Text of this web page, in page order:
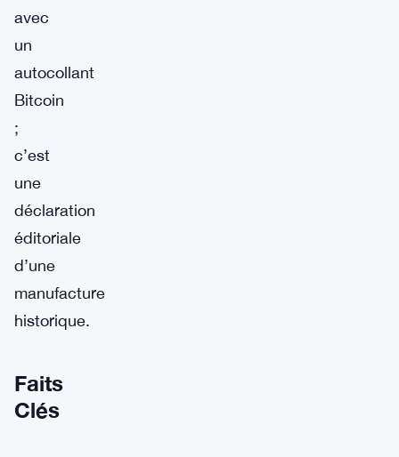
avec
un
autocollant
Bitcoin
;
c’est
une
déclaration
éditoriale
d’une
manufacture
historique.
Faits
Clés